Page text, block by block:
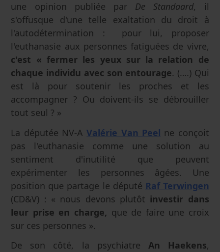
une opinion publiée par De Standaard, il
s'offusque d'une telle exaltation du droit à
l'autodétermination : pour lui, proposer
l'euthanasie aux personnes fatiguées de vivre,
c'est « fermer les yeux sur la relation de
chaque individu avec son entourage. (….) Qui
est là pour soutenir les proches et les
accompagner ? Ou doivent-ils se débrouiller
tout seul ? »
La députée NV-AValérie Van Peel ne conçoit
pas l'euthanasie comme une solution au
sentiment d'inutilité que peuvent
expérimenter les personnes âgées. Une
position que partage le député Raf Terwingen
(CD&V) : « nous devons plutôt investir dans
leur prise en charge, que de faire une croix
sur ces personnes ».
De son côté, la psychiatre An Haekens,